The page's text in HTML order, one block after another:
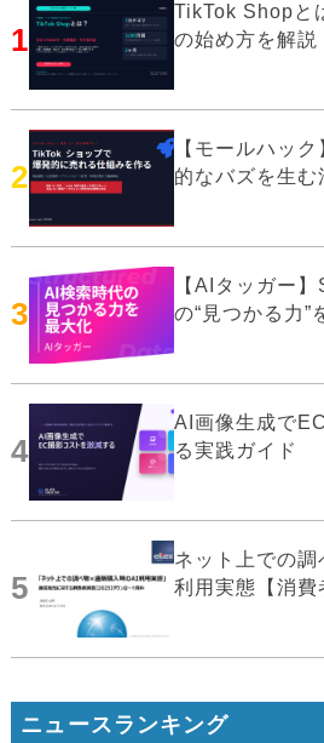
1
TikTok Shopと
の始め方を解説
2
【モールハッ
的なバズを生む
3
【AIタッガー
の“見つかる力”
4
AI画像生成で
る実践ガイド
5
ネット上での調
利用実態【消費
ニュースランキング